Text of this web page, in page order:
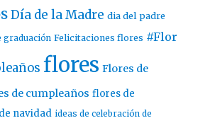
Día de la Madre dia del padre
graduación Felicitaciones flores #Flor
flores Flores de
de cumpleaños flores de
navidad ideas de celebración de